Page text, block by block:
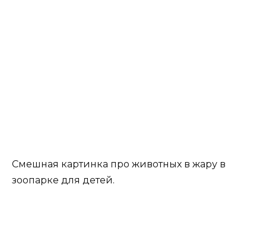
Смешная картинка про животных в жару в
зоопарке для детей.